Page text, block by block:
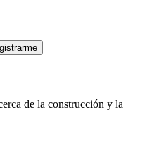
de la construcción y la